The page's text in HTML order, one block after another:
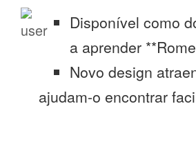
Disponível como
a aprender
Novo design
ajudam-o encontrar